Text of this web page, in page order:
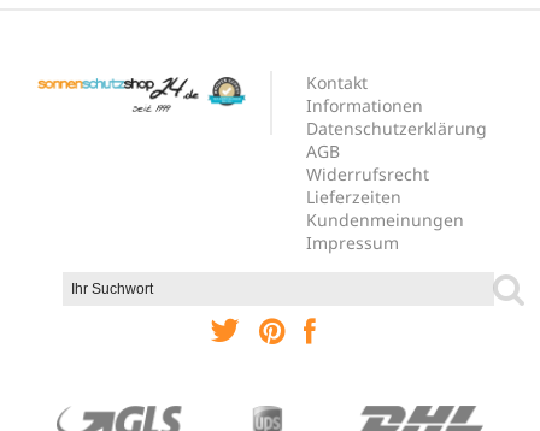
Kontakt
Informationen
Datenschutzerklärung
AGB
Widerrufsrecht
Lieferzeiten
Kundenmeinungen
Impressum